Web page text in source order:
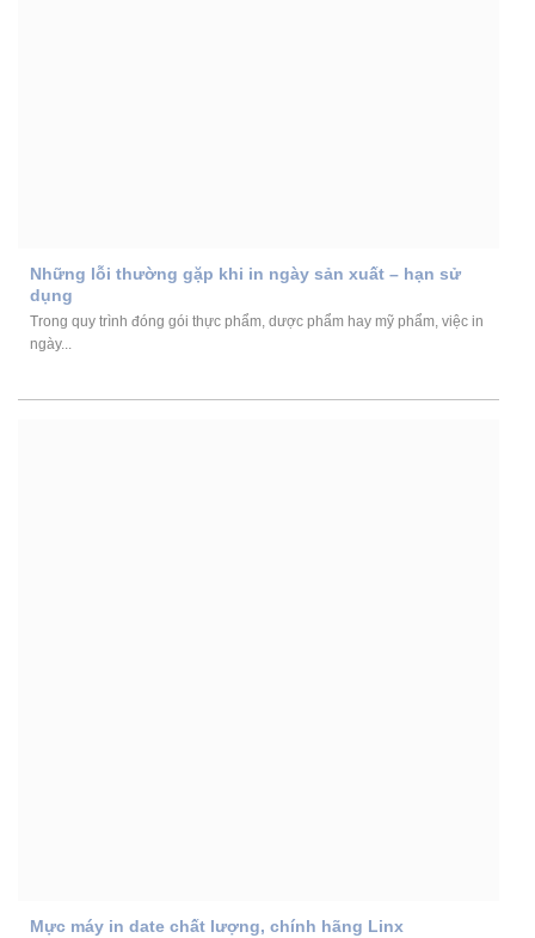
Những lỗi thường gặp khi in ngày sản xuất – hạn sử
dụng
Trong quy trình đóng gói thực phẩm, dược phẩm hay mỹ phẩm, việc in
ngày...
Mực máy in date chất lượng, chính hãng Linx